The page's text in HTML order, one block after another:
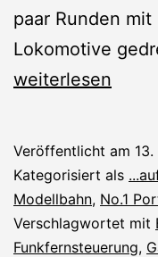
paar Runden
Lokomotive
Gartenbahn:
Gleisoval
weiterlesen
Veröffentlicht am
Kategorisiert als
Modellbahn, No.1
Verschlagwortet mit
Funkfernsteuerung,